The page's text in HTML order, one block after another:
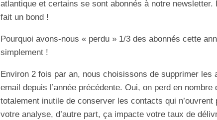
atlantique et certains se sont abonnés à notre
fait un bond !
Pourquoi avons-nous « perdu » 1/3 des abonnés cette
simplement !
Environ 2 fois par an, nous choisissons de supprimer les
email depuis l’année précédente. Oui, on perd en nombre
totalement inutile de conserver les contacts qui
votre analyse, d’autre part, ça impacte votre taux de